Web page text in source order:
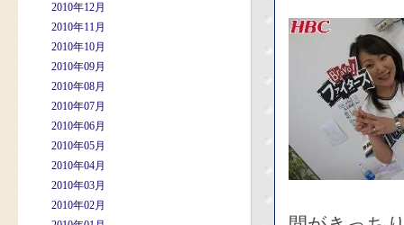
2010年12月
2010年11月
2010年10月
2010年09月
2010年08月
2010年07月
2010年06月
2010年05月
2010年04月
2010年03月
2010年02月